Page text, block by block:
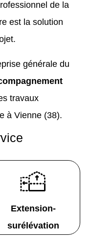
de la
est la solution
générale du
travaux
à Vienne (38).
Extension-
surélévation